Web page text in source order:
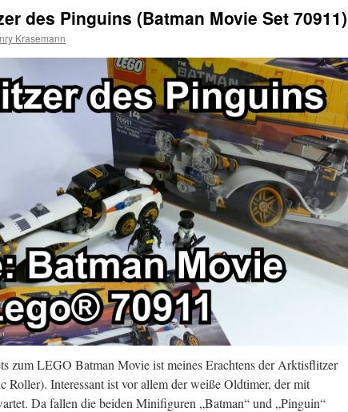
des Pinguins (Batman Movie Set 70911)
Krasemann
zum LEGO Batman Movie ist meines Erachtens der Arktisflitzer
Roller). Interessant ist vor allem der weiße Oldtimer, der mit
Da fallen die beiden Minifiguren „Batman“ und „Pinguin“